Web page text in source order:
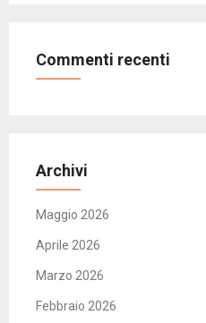
Commenti recenti
Archivi
Maggio 2026
Aprile 2026
Marzo 2026
Febbraio 2026